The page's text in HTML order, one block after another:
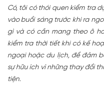
Có, tôi có thói quen kiểm tra
vào buổi sáng trước khi ra
gì và có cần mang theo ô
kiểm tra thời tiết khi có kế
ngoại hoặc du lịch, để đảm
sự hữu ích vì những thay đổi
tiện.